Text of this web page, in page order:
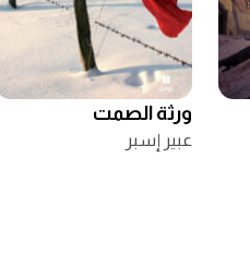
ورثة الصمت
عبير إسبر